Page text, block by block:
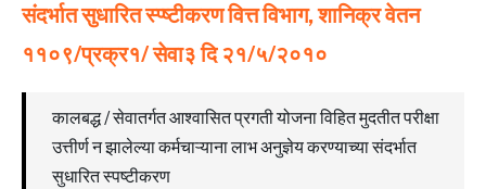
संदर्भातसुधारितस्प्ष्टीकरणवित्तविभाग, शानिक्रवेतन
११०९/प्रक्र१/ सेवा३ दि २१/५/२०१०
कालबद्ध / सेवातर्गत आश्वासित प्रगती योजना विहित मुदतीत परीक्षा
उत्तीर्ण न झालेल्या कर्मचाऱ्याना लाभ अनुज्ञेय करण्याच्या संदर्भात
सुधारित स्पष्टीकरण